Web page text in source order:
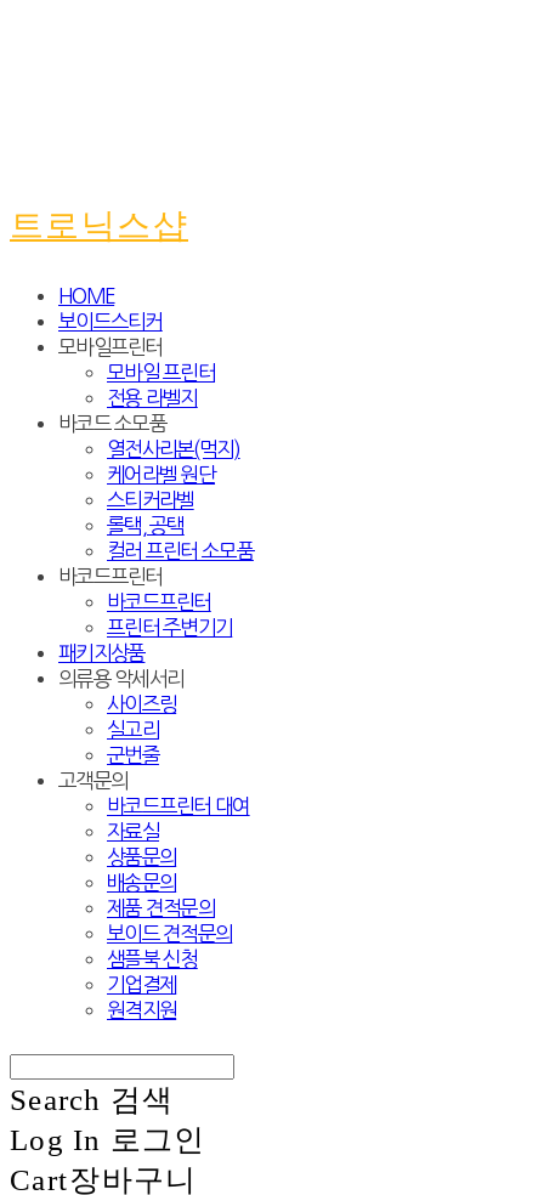
트로닉스샵
HOME
보이드스티커
모바일프린터
모바일 프린터
전용 라벨지
바코드 소모품
열전사리본(먹지)
케어라벨 원단
스티커라벨
롤택, 공택
컬러 프린터 소모품
바코드프린터
바코드프린터
프린터 주변기기
패키지상품
의류용 악세서리
사이즈링
실고리
군번줄
고객문의
바코드프린터 대여
자료실
상품문의
배송문의
제품 견적문의
보이드 견적문의
샘플북 신청
기업결제
원격지원
Search 검색
Log In 로그인
Cart장바구니